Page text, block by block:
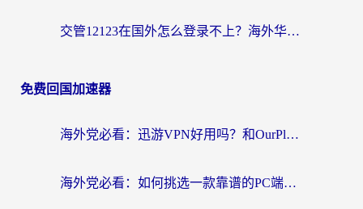
交管12123在国外怎么登录不上？海外华人必看的回国加速器选择指南
免费回国加速器
海外党必看：迅游VPN好用吗？和OurPlay VPN对比哪个回国效果更好？附真实体验测评
海外党必看：如何挑选一款靠谱的PC端VPN，让回国冲浪不再卡顿